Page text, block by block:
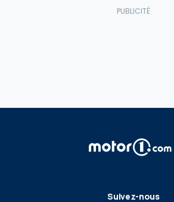
Suivez-nous